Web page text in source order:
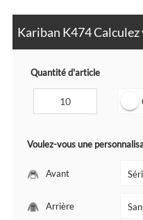
Kariban K474
Quantité d'article
Voulez-vous une
Avant
Arrière